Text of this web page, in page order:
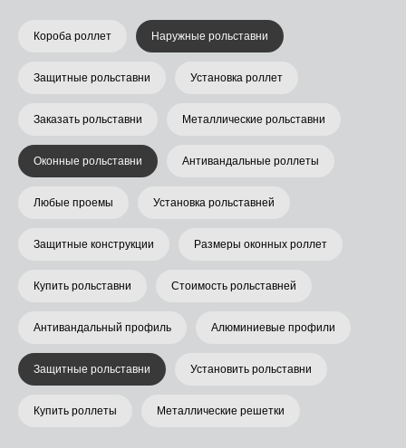
Короба роллет Наружные рольставни
Защитные рольставни Установка роллет
Заказать рольставни Металлические рольставни
Оконные рольставни Антивандальные роллеты
Любые проемы Установка рольставней
Защитные конструкции Размеры оконных роллет
Купить рольставни Стоимость рольставней
Антивандальный профиль Алюминиевые профили
Защитные рольставни Установить рольставни
Купить роллеты Металлические решетки